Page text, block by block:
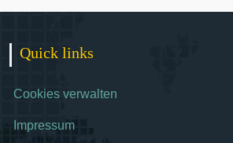
Quick links
Cookies verwalten
Impressum